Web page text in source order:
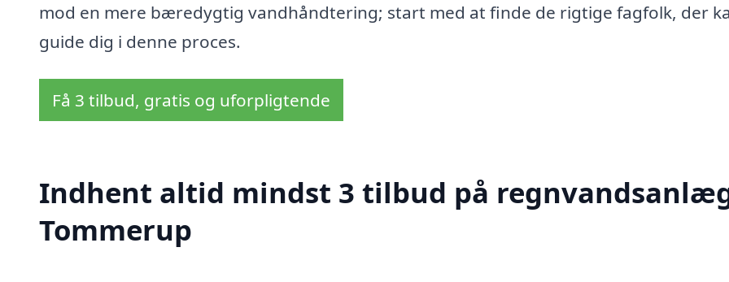
mod en mere bæredygtig vandhåndtering; start med at finde de rigtige fagfolk, der
guide dig i denne proces.
Få 3 tilbud, gratis og uforpligtende
Indhent altid mindst 3 tilbud på
Tommerup